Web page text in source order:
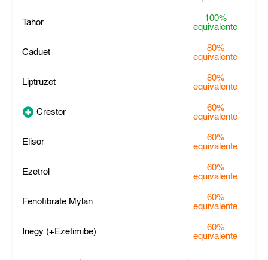
Tahor
100%
equivalente
Caduet
80%
equivalente
Liptruzet
80%
equivalente
Crestor
60%
equivalente
Elisor
60%
equivalente
Ezetrol
60%
equivalente
Fenofibrate Mylan
60%
equivalente
Inegy (+Ezetimibe)
60%
equivalente